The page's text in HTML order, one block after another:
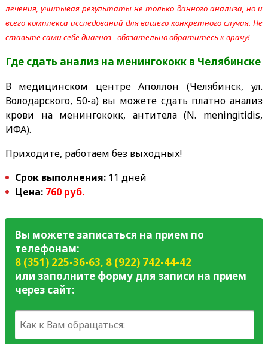
лечения, учитывая результаты не только данного анализа, но и
всего комплекса исследований для вашего конкретного случая. Не
ставьте сами себе диагноз - обязательно обратитесь к врачу!
Где сдать анализ на менингококк в Челябинске
В медицинском центре Аполлон (Челябинск, ул.
Володарского, 50-а) вы можете сдать платно анализ
крови на менингококк, антитела (N. meningitidis,
ИФА).
Приходите, работаем без выходных!
Срок выполнения:11 дней
Цена: 760 руб.
Вы можете записаться на прием по
телефонам:
8 (351) 225-36-63, 8 (922) 742-44-42
или заполните форму для записи на прием
через сайт: